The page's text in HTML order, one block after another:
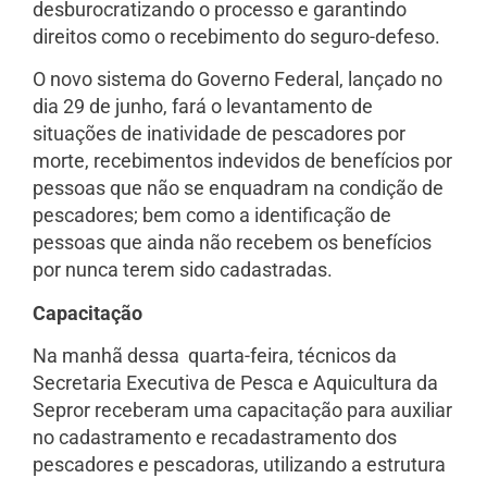
desburocratizando o processo e garantindo
direitos como o recebimento do seguro-defeso.
O novo sistema do Governo Federal, lançado no
dia 29 de junho, fará o levantamento de
situações de inatividade de pescadores por
morte, recebimentos indevidos de benefícios por
pessoas que não se enquadram na condição de
pescadores; bem como a identificação de
pessoas que ainda não recebem os benefícios
por nunca terem sido cadastradas.
Capacitação
Na manhã dessa quarta-feira, técnicos da
Secretaria Executiva de Pesca e Aquicultura da
Sepror receberam uma capacitação para auxiliar
no cadastramento e recadastramento dos
pescadores e pescadoras, utilizando a estrutura